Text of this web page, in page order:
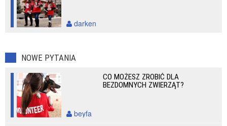
darken
NOWE PYTANIA
CO MOŻESZ ZROBIĆ DLA
BEZDOMNYCH ZWIERZĄT?
beyfa